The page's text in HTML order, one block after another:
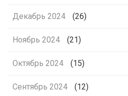
Декабрь 2024 (26)
Ноябрь 2024 (21)
Октябрь 2024 (15)
Сентябрь 2024 (12)